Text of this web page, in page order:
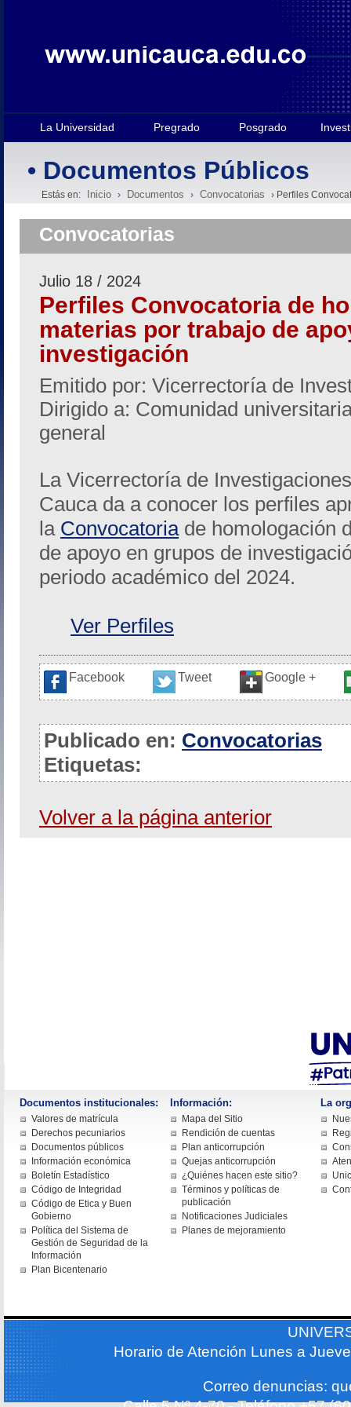
La Universidad Pregrado Posgrado
• Documentos Públicos
Estás en: Inicio › Documentos › Convocatorias › Perfiles
Convocatorias
Julio 18 / 2024
Perfiles Convocatoria de
materias por trabajo de
investigación
Emitido por: Vicerrectoría de
Dirigido a: Comunidad
general
La Vicerrectoría de
Cauca da a conocer los perfiles
la Convocatoriade homologación
de apoyo en grupos de
periodo académico del 2024.
Ver Perfiles
Facebook Tweet Google +
Publicado en: Convocatorias
Etiquetas:
Volver a la página anterior
Documentos institucionales:
Valores de matrícula
Derechos pecuniarios
Documentos públicos
Información económica
Boletín Estadístico
Código de Integridad
Código de Etica y Buen
Gobierno
Política del Sistema de
Gestión de Seguridad de la
Información
Plan Bicentenario
Información:
Mapa del Sitio
Rendición de cuentas
Plan anticorrupción
Quejas anticorrupción
¿Quiénes hacen este sitio?
Términos y políticas de
publicación
Notificaciones Judiciales
Planes de mejoramiento
La
Horario de Atención Lunes a
Correo denuncias: